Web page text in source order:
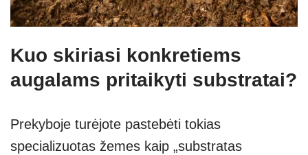
Kuo skiriasi konkretiems
augalams pritaikyti substratai?
Prekyboje turėjote pastebėti tokias
specializuotas žemes kaip „substratas